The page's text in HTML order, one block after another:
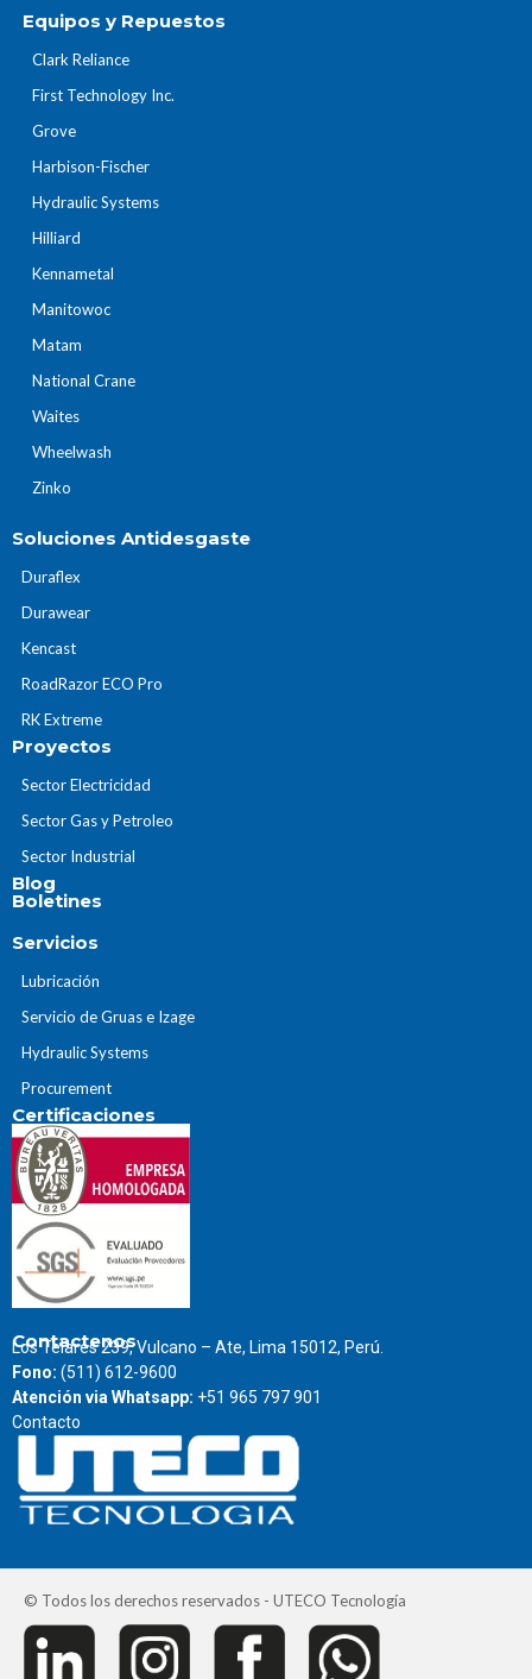
Equipos y Repuestos
Clark Reliance
First Technology Inc.
Grove
Harbison-Fischer
Hydraulic Systems
Hilliard
Kennametal
Manitowoc
Matam
National Crane
Waites
Wheelwash
Zinko
Soluciones Antidesgaste
Duraflex
Durawear
Kencast
RoadRazor ECO Pro
RK Extreme
Proyectos
Sector Electricidad
Sector Gas y Petroleo
Sector Industrial
Blog
Boletines
Servicios
Lubricación
Servicio de Gruas e Izage
Hydraulic Systems
Procurement
Certificaciones
Contactenos
Los Telares 239, Vulcano – Ate, Lima 15012, Perú.
Fono: (511) 612-9600
Atención via Whatsapp: +51 965 797 901
Contacto
© Todos los derechos reservados - UTECO Tecnología